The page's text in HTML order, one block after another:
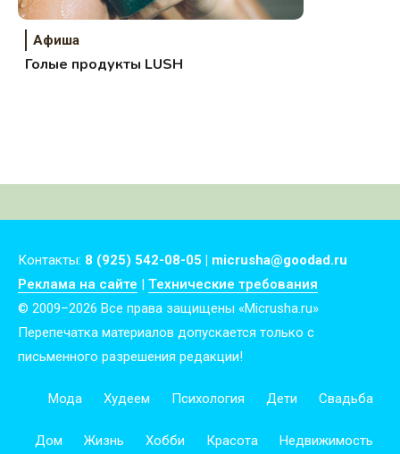
Афиша
Голые продукты LUSH
Контакты: 8 (925) 542-08-05 | micrusha@goodad.ru
Реклама на сайте
Технические требования
© 2009–2026 Все права защищены «Micrusha.ru»
Перепечатка материалов допускается только с
письменного разрешения редакции!
Мода Худеем Психология Дети Свадьба
Дом Жизнь Хобби Красота Недвижимость